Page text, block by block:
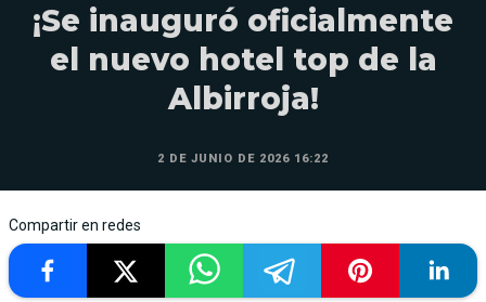
¡Se inauguró oficialmente
el nuevo hotel top de la
Albirroja!
2 DE JUNIO DE 2026 16:22
Compartir en redes